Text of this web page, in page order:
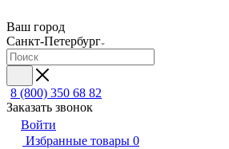
Ваш город
Санкт-Петербург
8 (800) 350 68 82
Заказать звонок
Войти
Избранные товары 0